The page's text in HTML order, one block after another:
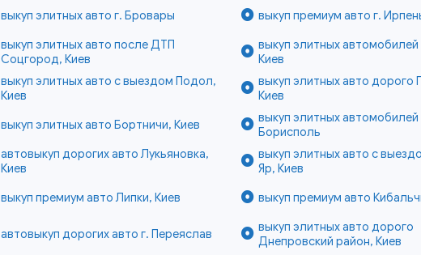
выкуп элитных авто г. Бровары
выкуп премиум авто г.
выкуп элитных авто после ДТП
Соцгород, Киев
выкуп элитных
Киев
выкуп элитных авто с выездом Подол,
Киев
выкуп элитных авто дорого
Киев
выкуп элитных авто Бортничи, Киев
выкуп элитных автомобилей
Борисполь
автовыкуп дорогих авто Лукьяновка,
Киев
выкуп элитных авто с
Яр, Киев
выкуп премиум авто Липки, Киев
выкуп премиум авто
автовыкуп дорогих авто г. Переяслав
выкуп элитных авто дорого
Днепровский район, Киев